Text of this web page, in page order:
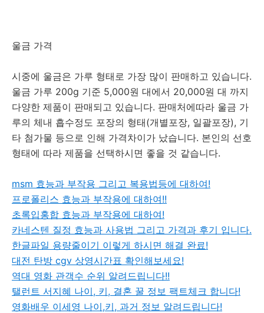
울금 가격
시중에 울금은 가루 형태로 가장 많이 판매하고 있습니다.
울금 가루 200g 기준 5,000원 대에서 20,000원 대 까지
다양한 제품이 판매되고 있습니다. 판매처에따라 울금 가
루의 체내 흡수정도 포장의 형태(개별포장, 일괄포장), 기
타 첨가물 등으로 인해 가격차이가 났습니다. 본인의 선호
형태에 따라 제품을 선택하시면 좋을 것 같습니다.
msm 효능과 부작용 그리고 복용법등에 대하여!
프로폴리스 효능과 부작용에 대하여!!
초록입홍합 효능과 부작용에 대하여!
카네스텐 질정 효능과 사용법 그리고 가격과 후기 입니다.
한글파일 용량줄이기 이렇게 하시면 해결 완료!
대전 탄방 cgv 상영시간표 확인해보세요!
역대 영화 관객수 순위 알려드립니다!!
탤런트 서지혜 나이, 키, 결혼 꿀 정보 팩트체크 합니다!
영화배우 이세영 나이,키, 과거 정보 알려드립니다!